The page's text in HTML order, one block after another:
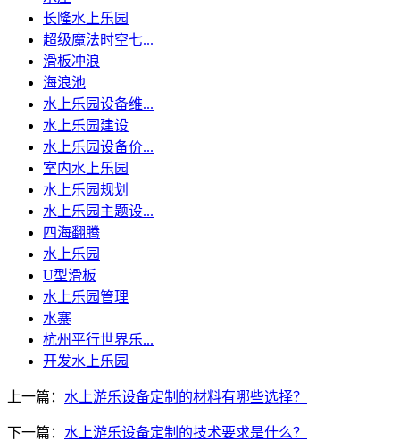
长隆水上乐园
超级魔法时空七...
滑板冲浪
海浪池
水上乐园设备维...
水上乐园建设
水上乐园设备价...
室内水上乐园
水上乐园规划
水上乐园主题设...
四海翻腾
水上乐园
U型滑板
水上乐园管理
水寨
杭州平行世界乐...
开发水上乐园
上一篇： 水上游乐设备定制的材料有哪些选择？
下一篇： 水上游乐设备定制的技术要求是什么？